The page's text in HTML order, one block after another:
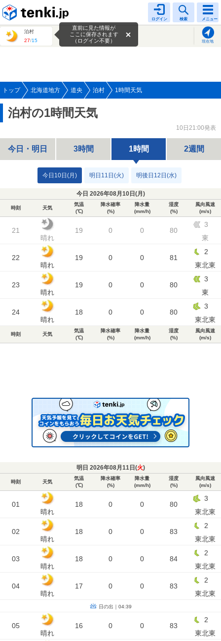
ログイン 検索 メニュー
泊村
27/15 現在地
直前に見た情報が
ここに保存されます
（ログイン不要）
トップ 北海道地方 道央 泊村 1時間天気
泊村の1時間天気
10日21:00発表
今日・明日 3時間 1時間 2週間
今日10日(月) 明日11日(火) 明後日12日(水)
今日 2026年08月10日(月 )
時刻 天気
気温
(℃)
降水確率
(%)
降水量
(mm/h)
湿度
(%)
風向風速
(m/s)
21
晴れ
19 0 0 80
3
東
22
晴れ
19 0 0 81
2
東北東
23
晴れ
19 0 0 80
3
東
24
晴れ
18 0 0 80
3
東北東
時刻 天気
気温
(℃)
降水確率
(%)
降水量
(mm/h)
湿度
(%)
風向風速
(m/s)
明日 2026年08月11日(火)
時刻 天気
気温
(℃)
降水確率
(%)
降水量
(mm/h)
湿度
(%)
風向風速
(m/s)
01
晴れ
18 0 0 80
3
東北東
02
晴れ
18 0 0 83
2
東北東
03
晴れ
18 0 0 84
2
東北東
04
晴れ
17 0 0 83
2
東北東
日の出｜04:39
05
晴れ
16 0 0 83
2
東北東